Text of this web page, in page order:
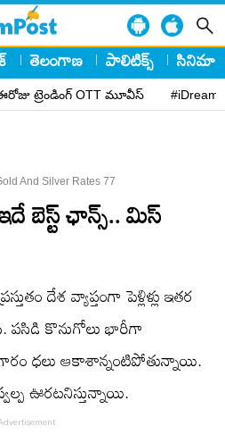
తెలంగాణ పాలిటిక్స్ సినిమా
ట్రెండింగ్ OTT మూవీస్
And Silver Rates 77
బెస్ట్ ఛాన్స్.. మిస్
దేశ వ్యాప్తంగా పెళ్లిళ్లు ఇతర
పసిడి కొనుగోలు భారీగా
ధలు ఆకాశాన్నంటిపోతున్నాయి.
ఊరటనిస్తున్నాయి.